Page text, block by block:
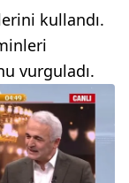
kullandı.
vurguladı.